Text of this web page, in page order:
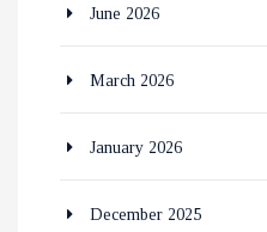
June 2026
March 2026
January 2026
December 2025